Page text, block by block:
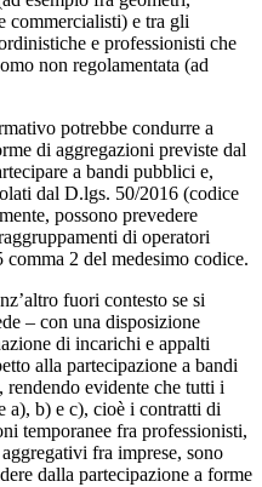
commercialisti) e tra gli
e professionisti che
non regolamentata (ad
potrebbe condurre a
di aggregazioni previste dal
a bandi pubblici e,
dal D.lgs. 50/2016 (codice
possono prevedere
di operatori
2 del medesimo codice.
fuori contesto se si
– con una disposizione
di incarichi e appalti
alla partecipazione a bandi
evidente che tutti i
a), b) e c), cioè i contratti di
temporanee fra professionisti,
fra imprese, sono
dalla partecipazione a forme